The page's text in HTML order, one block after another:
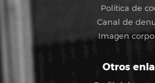
Política de
Canal de
Imagen
Otros